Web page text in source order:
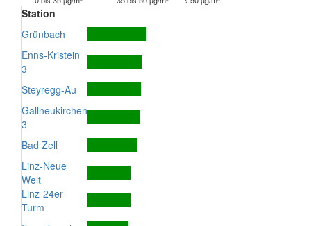
Station
Grünbach
Enns-Kristein
3
Steyregg-Au
Gallneukirchen
3
Bad Zell
Linz-Neue
Welt
Linz-24er-
Turm